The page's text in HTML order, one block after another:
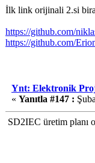
İlk link orijinali 2.si
https://github.com/
https://github.com/
Ynt: Elektronik
« Yanıtla #147 :
SD2IEC üretim planı